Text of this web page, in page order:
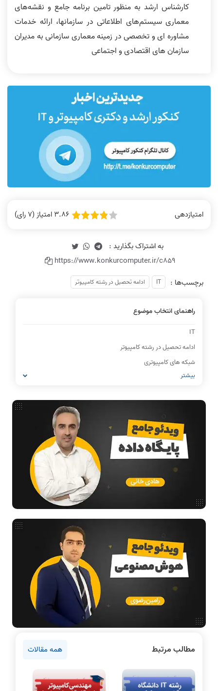
کارشناس ارشد به منظور تامین برنامه جامع و نقشه‌های
معماری سیستم‌های اطلاعاتی در سازمانها، ارائه خدمات
مشاوره ای و تخصصی در زمینه معماری سازمانی به مدیران
سازمان های اقتصادی و اجتماعی
امتیازدهی 3.86 امتیاز (7 رای)
https://www.konkurcomputer.ir/c859
برچسب‌ها :
IT ادامه تحصیل در رشته کامپیوتر
راهنمای انتخاب موضوع
IT
ادامه تحصیل در رشته کامپیوتر
شبکه های کامپیوتری
مشاغل رشته کامپیوتر
مدار منطقی
ساختمان داده
طراحی الگوریتم
هوش مصنوعی
فیلم حل سوال و تست
مقالات عمومی رشته کامپیوتر
آمادگی برای کنکور
دانشگاه ها
اخبار آزمون ها
دروس مهندسی کامپیوتر
پایتون
بیشتر
مطالب مرتبط همه مقالات